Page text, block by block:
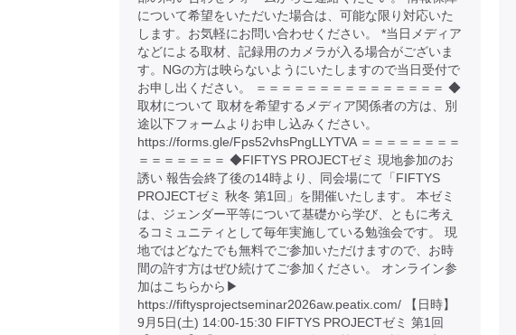
について希望をいただいた場合は、可能な限り対応いた
します。お気軽にお問い合わせください。 *当日メディア
などによる取材、記録用のカメラが入る場合がございま
す。NGの方は映らないようにいたしますので当日受付で
お申し出ください。 ＝＝＝＝＝＝＝＝＝＝＝＝＝＝＝ ◆
取材について 取材を希望するメディア関係者の方は、別
途以下フォームよりお申し込みください。
https://forms.gle/Fps52vhsPngLLYTVA ＝＝＝＝＝＝＝＝
＝＝＝＝＝＝＝ ◆FIFTYS PROJECTゼミ 現地参加のお
誘い 報告会終了後の14時より、同会場にて「FIFTYS
PROJECTゼミ 秋冬 第1回」を開催いたします。 本ゼミ
は、ジェンダー平等について基礎から学び、ともに考え
るコミュニティとして毎年実施している勉強会です。 現
地ではどなたでも無料でご参加いただけますので、お時
間の許す方はぜひ続けてご参加ください。 オンライン参
加はこちらから▶︎
https://fiftysprojectseminar2026aw.peatix.com/ 【日時】
9月5日(土) 14:00-15:30 FIFTYS PROJECTゼミ 第1回